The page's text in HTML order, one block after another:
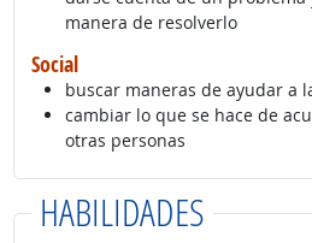
manera de resolverlo
Social
buscar maneras de ayudar a
cambiar lo que se hace de
otras personas
HABILIDADES